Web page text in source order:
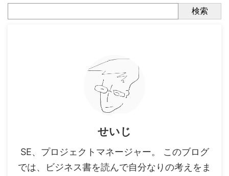
検索
せいじ
SE、プロジェクトマネージャー。 このブログ
では、ビジネス書を読んで自分なりの考えをま